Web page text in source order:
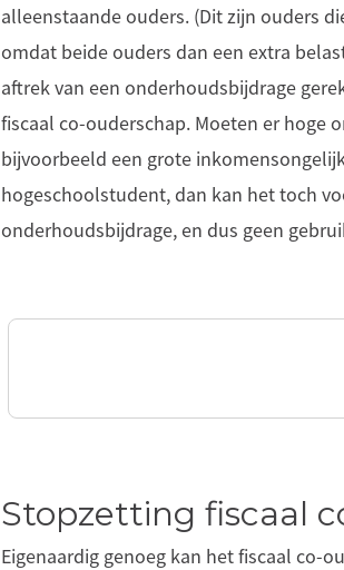
alleenstaande ouders. (Dit zijn ouders
omdat beide ouders dan een extra
aftrek van een onderhoudsbijdrage
fiscaal co-ouderschap. Moeten er hoge
bijvoorbeeld een grote
hogeschoolstudent, dan kan het toch
onderhoudsbijdrage, en dus geen
Stopzetting fiscaal
Eigenaardig genoeg kan het fiscaal co-